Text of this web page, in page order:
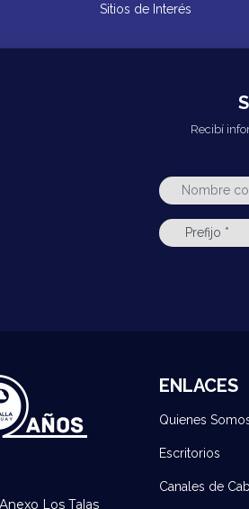
Sitios de Interés
Recibí
Los Talas
ENLACES
Quienes
Escritorios
Canales de